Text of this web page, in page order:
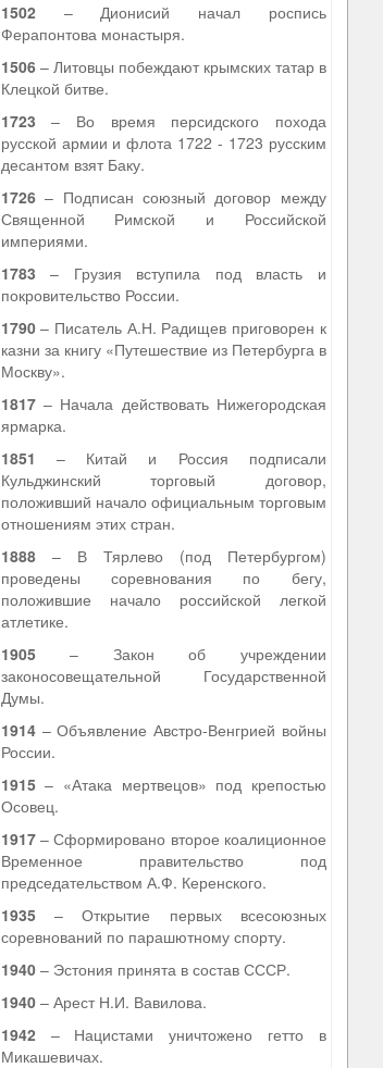
1502– Дионисий начал роспись
Ферапонтова монастыря.
1506– Литовцы побеждают крымских татар в
Клецкой битве.
1723 – Во время персидского похода
русской армии и флота 1722 - 1723 русским
десантом взят Баку.
1726– Подписан союзный договор между
Священной Римской и Российской
империями.
1783 – Грузия вступила под власть и
покровительство России.
1790– Писатель А.Н. Радищев приговорен к
казни за книгу «Путешествие из Петербурга в
Москву».
1817– Начала действовать Нижегородская
ярмарка.
1851 – Китай и Россия подписали
Кульджинский торговый договор,
положивший начало официальным торговым
отношениям этих стран.
1888– В Тярлево (под Петербургом)
проведены соревнования по бегу,
положившие начало российской легкой
атлетике.
1905– Закон об учреждении
законосовещательной Государственной
Думы.
1914– Объявление Австро-Венгрией войны
России.
1915– «Атака мертвецов» под крепостью
Осовец.
1917– Сформировано второе коалиционное
Временное правительство под
председательством А.Ф. Керенского.
1935– Открытие первых всесоюзных
соревнований по парашютному спорту.
1940– Эстония принята в состав СССР.
1940– Арест Н.И. Вавилова.
1942– Нацистами уничтожено гетто в
Микашевичах.